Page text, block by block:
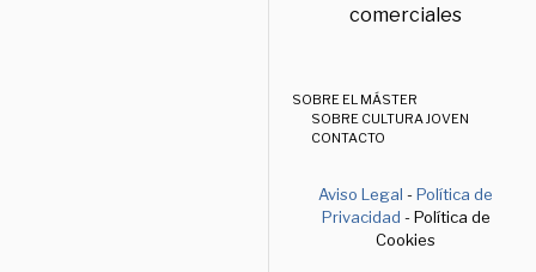
comerciales
SOBRE EL MÁSTER
SOBRE CULTURA JOVEN
CONTACTO
Aviso Legal -Política de
Privacidad - Política de
Cookies